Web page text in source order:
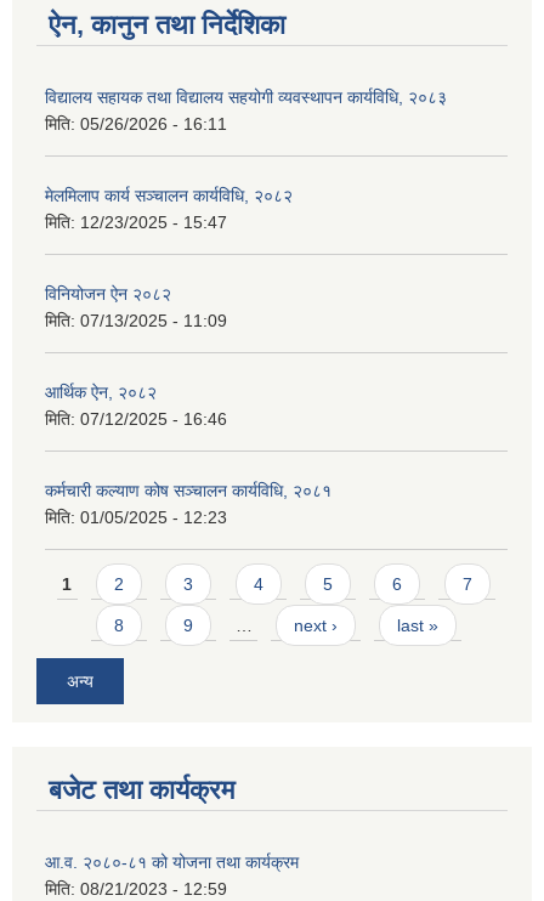
ऐन, कानुन तथा निर्देशिका
विद्यालय सहायक तथा विद्यालय सहयोगी व्यवस्थापन कार्यविधि, २०८३
मिति: 05/26/2026 - 16:11
मेलमिलाप कार्य सञ्चालन कार्यविधि, २०८२
मिति: 12/23/2025 - 15:47
विनियोजन ऐन २०८२
मिति: 07/13/2025 - 11:09
आर्थिक ऐन, २०८२
मिति: 07/12/2025 - 16:46
कर्मचारी कल्याण कोष सञ्चालन कार्यविधि, २०८१
मिति: 01/05/2025 - 12:23
Pages
1 2 3 4 5 6 7
8 9 next › last »
अन्य
बजेट तथा कार्यक्रम
आ.व. २०८०-८१ को योजना तथा कार्यक्रम
मिति: 08/21/2023 - 12:59